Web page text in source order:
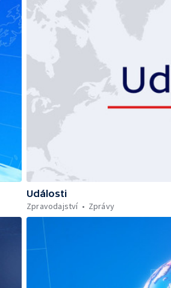
Události
Zpravodajství
Zprávy